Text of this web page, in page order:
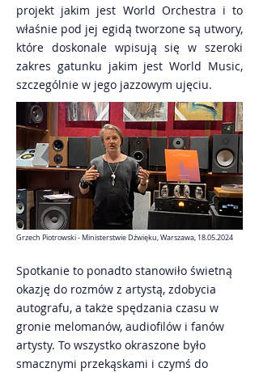
projekt jakim jest World Orchestra i to
właśnie pod jej egidą tworzone są utwory,
które doskonale wpisują się w szeroki
zakres gatunku jakim jest World Music,
szczególnie w jego jazzowym ujęciu.
Grzech Piotrowski - Ministerstwie Dźwięku, Warszawa, 18.05.2024
Spotkanie to ponadto stanowiło świetną
okazję do rozmów z artystą, zdobycia
autografu, a także spędzania czasu w
gronie melomanów, audiofilów i fanów
artysty. To wszystko okraszone było
smacznymi przekąskami i czymś do